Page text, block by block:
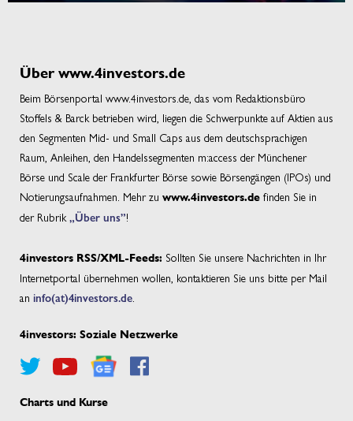
Über www.4investors.de
Beim Börsenportal www.4investors.de, das vom Redaktionsbüro
Stoffels & Barck betrieben wird, liegen die Schwerpunkte auf Aktien aus
den Segmenten Mid- und Small Caps aus dem deutschsprachigen
Raum, Anleihen, den Handelssegmenten m:access der Münchener
Börse und Scale der Frankfurter Börse sowie Börsengängen (IPOs) und
Notierungsaufnahmen. Mehr zu www.4investors.de finden Sie in
der Rubrik„Über uns”!
4investors RSS/XML-Feeds: Sollten Sie unsere Nachrichten in Ihr
Internetportal übernehmen wollen, kontaktieren Sie uns bitte per Mail
an info(at)4investors.de.
4investors: Soziale Netzwerke
Charts und Kurse